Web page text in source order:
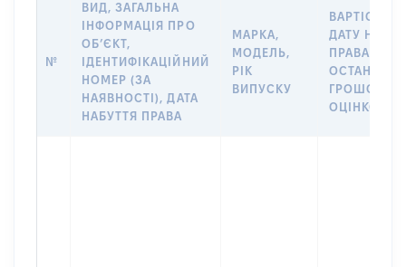
№
ВИД, ЗАГАЛЬНА
ІНФОРМАЦІЯ ПРО
ОБʼЄКТ,
ІДЕНТИФІКАЦІЙНИЙ
НОМЕР (ЗА
НАЯВНОСТІ), ДАТА
НАБУТТЯ ПРАВА
МАРКА,
МОДЕЛЬ,
РІК
ВИПУСКУ
ВАРТІСТЬ
ДАТУ
ПРАВА АБО
ОЦІНКОЮ,